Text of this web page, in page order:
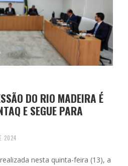
DO RIO MADEIRA É
E SEGUE PARA
2024
nesta quinta-feira (13), a